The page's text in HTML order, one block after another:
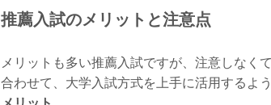
推薦入試のメリットと注意点
メリットも多い推薦入試ですが、注意しなく
合わせて、大学入試方式を上手に活用するよ